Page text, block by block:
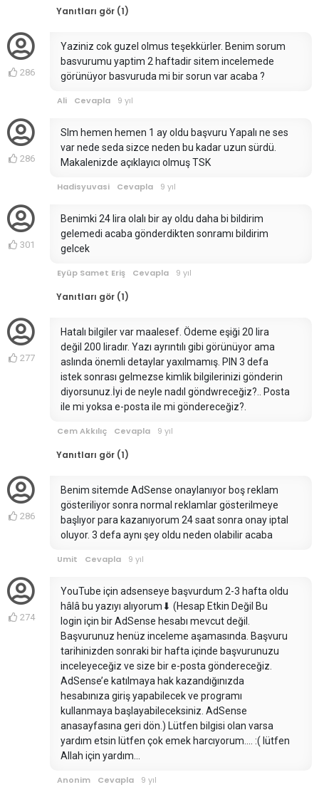
Yanıtları gör (1)
286
Yaziniz cok guzel olmus teşekkürler. Benim sorum
basvurumu yaptim 2 haftadir sitem incelemede
görünüyor basvuruda mi bir sorun var acaba ?
Ali Cevapla 9 yıl
286
Slm hemen hemen 1 ay oldu başvuru Yapalı ne ses
var nede seda sizce neden bu kadar uzun sürdü.
Makalenizde açıklayıcı olmuş TSK
Hadisyuvasi Cevapla 9 yıl
301
Benimki 24 lira olalı bir ay oldu daha bi bildirim
gelemedi acaba gönderdikten sonramı bildirim
gelcek
Eyüp Samet Eriş Cevapla 9 yıl
Yanıtları gör (1)
277
Hatalı bilgiler var maalesef. Ödeme eşiği 20 lira
değil 200 liradır. Yazı ayrıntılı gibi görünüyor ama
aslında önemli detaylar yaxılmamış. PIN 3 defa
istek sonrası gelmezse kimlik bilgilerinizi gönderin
diyorsunuz.İyi de neyle nadıl göndwreceğiz?.. Posta
ile mi yoksa e-posta ile mi göndereceğiz?.
Cem Akkılıç Cevapla 9 yıl
Yanıtları gör (1)
286
Benim sitemde AdSense onaylanıyor boş reklam
gösteriliyor sonra normal reklamlar gösterilmeye
başlıyor para kazanıyorum 24 saat sonra onay iptal
oluyor. 3 defa aynı şey oldu neden olabilir acaba
Umit Cevapla 9 yıl
274
YouTube için adsenseye başvurdum 2-3 hafta oldu
hâlâ bu yazıyı alıyorum⬇ (Hesap Etkin Değil Bu
login için bir AdSense hesabı mevcut değil.
Başvurunuz henüz inceleme aşamasında. Başvuru
tarihinizden sonraki bir hafta içinde başvurunuzu
inceleyeceğiz ve size bir e-posta göndereceğiz.
AdSense’e katılmaya hak kazandığınızda
hesabınıza giriş yapabilecek ve programı
kullanmaya başlayabileceksiniz. AdSense
anasayfasına geri dön.) Lütfen bilgisi olan varsa
yardım etsin lütfen çok emek harcıyorum.... :( lütfen
Allah için yardım...
Anonim Cevapla 9 yıl